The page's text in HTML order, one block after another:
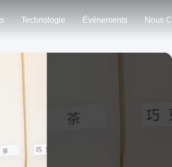
Technologie Événements